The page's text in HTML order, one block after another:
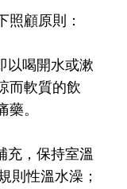
照顧原則：
以喝開水或漱
而軟質的飲
。
充，保持室溫
則性溫水澡；